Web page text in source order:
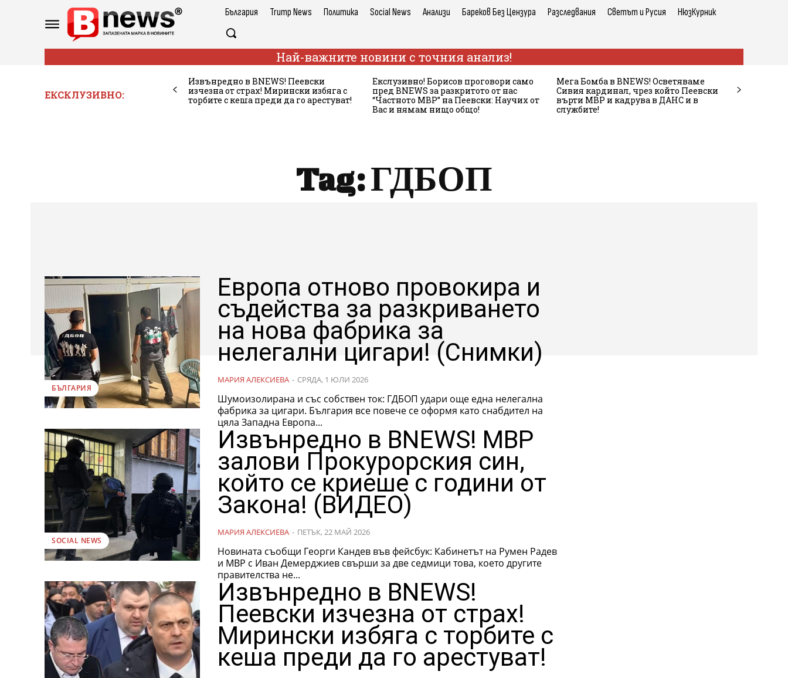
България Trump News Политика Social News Анализи Бареков Без Цензура Разследвания Светът и Русия НюзКурник
Най-важните новини с точния анализ!
ЕКСКЛУЗИВНО:
Извънредно в BNEWS! Пеевски
изчезна от страх! Мирински избяга с
торбите с кеша преди да го арестуват!
Екслузивно! Борисов проговори само
пред BNEWS за разкритото от нас
“Частното МВР” на Пеевски: Научих от
Вас и нямам нищо общо!
Мега Бомба в BNEWS! Осветяваме
Сивия кардинал, чрез който Пеевски
върти МВР и кадрува в ДАНС и в
службите!
Tag:ГДБОП
БЪЛГАРИЯ
Европа отново провокира и
съдейства за разкриването
на нова фабрика за
нелегални цигари! (Снимки)
МАРИЯ АЛЕКСИЕВА - СРЯДА, 1 ЮЛИ 2026
Шумоизолирана и със собствен ток: ГДБОП удари още една нелегална
фабрика за цигари. България все повече се оформя като снабдител на
цяла Западна Европа...
SOCIAL NEWS
Извънредно в BNEWS! МВР
залови Прокурорския син,
който се криеше с години от
Закона! (ВИДЕО)
МАРИЯ АЛЕКСИЕВА - ПЕТЪК, 22 МАЙ 2026
Новината съобщи Георги Кандев във фейсбук: Кабинетът на Румен Радев
и МВР с Иван Демерджиев свърши за две седмици това, което другите
правителства не...
Извънредно в BNEWS!
Пеевски изчезна от страх!
Мирински избяга с торбите с
кеша преди да го арестуват!